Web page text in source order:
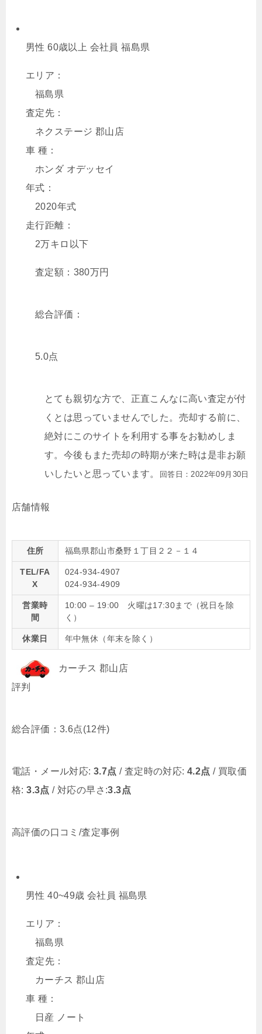
男性 60歳以上 会社員 福島県
エリア：
福島県
査定先：
ネクステージ 郡山店
車 種：
ホンダ オデッセイ
年式：
2020年式
走行距離：
2万キロ以下
査定額： 380万円
総合評価：
5.0点
とても親切な方で、正直こんなに高い査定が付
くとは思っていませんでした。売却する前に、
絶対にこのサイトを利用する事をお勧めしま
す。今後もまた売却の時期が来た時は是非お願
いしたいと思っています。
回答日：2022年09月30日
店舗情報
住所 福島県郡山市桑野１丁目２２－１４
TEL/FA
X
024-934-4907
024-934-4909
営業時
間
10:00 – 19:00 火曜は17:30まで（祝日を除
く）
休業日 年中無休（年末を除く）
カーチス 郡山店
評判
総合評価： 3.6点(12件)
電話・メール対応: 3.7点 / 査定時の対応: 4.2点 / 買取価
格: 3.3点 / 対応の早さ:3.3点
高評価の口コミ/査定事例
男性 40~49歳 会社員 福島県
エリア：
福島県
査定先：
カーチス 郡山店
車 種：
日産 ノート